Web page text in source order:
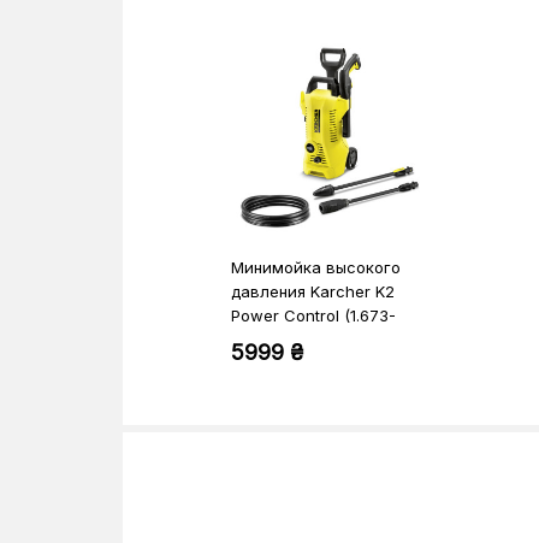
Минимойка высокого
давления Karcher K2
Power Control (1.673-
600.0)
5999 ₴